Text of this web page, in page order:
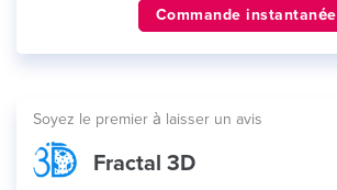
Commande instantanée
Soyez le premier à laisser un avis
Fractal 3D